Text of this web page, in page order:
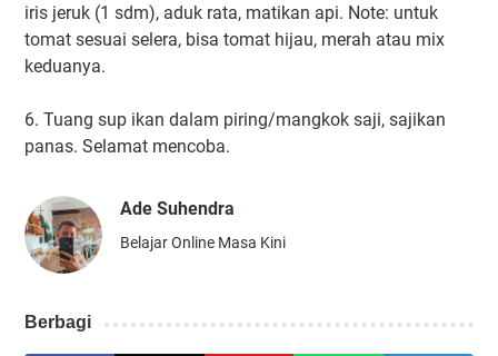
iris jeruk (1 sdm), aduk rata, matikan api. Note: untuk
tomat sesuai selera, bisa tomat hijau, merah atau mix
keduanya.
6. Tuang sup ikan dalam piring/mangkok saji, sajikan
panas. Selamat mencoba.
Ade Suhendra
Belajar Online Masa Kini
Berbagi